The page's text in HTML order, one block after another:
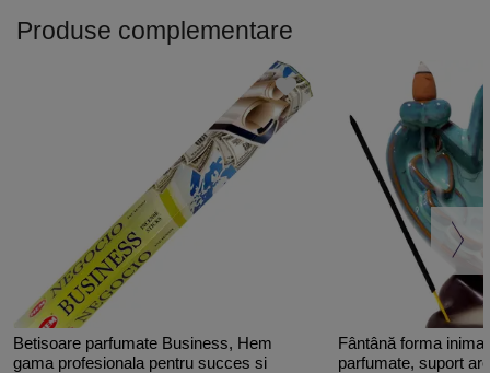
Hexagonal
Albastru
Produse complementare
Betisoare parfumate Business, Hem
gama profesionala pentru succes si
Fântână forma inima
parfumate, suport